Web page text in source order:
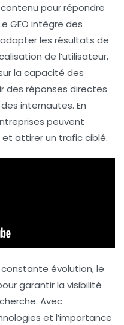
pour répondre
GEO intègre des
les résultats de
de l’utilisateur,
la capacité des
des réponses directes
internautes. En
peuvent
attirer un trafic ciblé.
évolution, le
garantir la visibilité
Avec
et l’importance